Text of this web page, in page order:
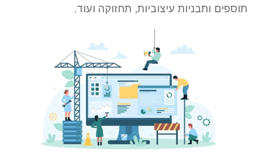
תוספים ותבניות עיצוביות, תחזוקה ועוד.